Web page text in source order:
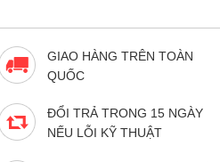
GIAO HÀNG TRÊN TOÀN
QUỐC
ĐỔI TRẢ TRONG 15 NGÀY
NẾU LỖI KỸ THUẬT